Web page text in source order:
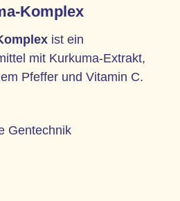
Komplex
ist ein
mit Kurkuma-Extrakt,
Pfeffer und Vitamin C.
Gentechnik